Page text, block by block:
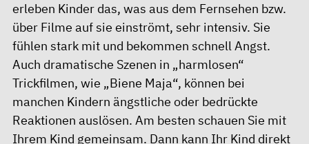
erleben Kinder das, was aus dem Fernsehen bzw.
über Filme auf sie einströmt, sehr intensiv. Sie
fühlen stark mit und bekommen schnell Angst.
Auch dramatische Szenen in „harmlosen“
Trickfilmen, wie „Biene Maja“, können bei
manchen Kindern ängstliche oder bedrückte
Reaktionen auslösen. Am besten schauen Sie mit
Ihrem Kind gemeinsam. Dann kann Ihr Kind direkt